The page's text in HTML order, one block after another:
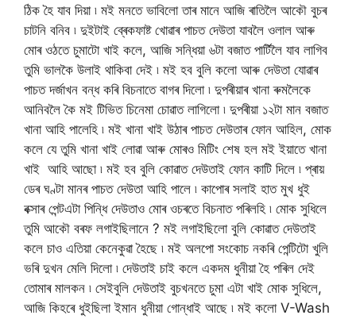
ঠিক হৈ যাব দিয়া ৷ মই মনতে ভাবিলো তাৰ মানে আজি ৰাতিলৈ আকৌ বুচৰ
চাটনি বনিব ৷ দুইটাই ব্ৰেকফাষ্ট খোৱাৰ পাচত দেউতা যাবলৈ ওলাল আৰু
মোৰ ওঠতে চুমাটো খাই কলে, আজি সন্ধিয়া ৬টা বজাত পাৰ্টিলৈ যাব লাগিব
তুমি ভালকৈ উলাই থাকিবা দেই ৷ মই হব বুলি কলো আৰু দেউতা যোৱাৰ
পাচত দৰ্জাখন বন্ধ কৰি বিচনাতে বাগৰ দিলো ৷ দুপৰীয়াৰ খানা ৰুমলৈকে
আনিবলৈ কৈ মই টিভিত চিনেমা চোৱাত লাগিলো ৷ দুপৰীয়া ১২টা মান বজাত
খানা আহি পালেহি ৷ মই খানা খাই উঠাৰ পাচত দেউতাৰ ফোন আহিল, মোক
কলে যে তুমি খানা খাই লোৱা আৰু মোৰও মিটিং শেষ হল মই ইয়াতে খানা
খাই আহি আছো ৷ মই হব বুলি কোৱাত দেউতাই ফোন কাটি দিলে ৷ প্ৰায়
ডেৰ ঘণ্টা মানৰ পাচত দেউতা আহি পালে ৷ কাপোৰ সলাই হাত মুখ ধুই
বক্সাৰ পেন্টএটা পিন্ধি দেউতাও মোৰ ওচৰতে বিচনাত পৰিলহি ৷ মোক সুধিলে
তুমি আকৌ বৰফ লগাইছিলানে ? মই লগাইছিলো বুলি কোৱাত দেউতাই
কলে চাও এতিয়া কেনেকুৱা হৈছে ৷ মই অলপো সংকোচ নকৰি পেন্টিটো খুলি
ভৰি দুখন মেলি দিলো ৷ দেউতাই চাই কলে একদম ধুনীয়া হৈ পৰিল দেই
তোমাৰ মালকন ৷ সেইবুলি দেউতাই বুচখনতে চুমা এটা খাই মোক সুধিলে,
আজি কিহৰে ধুইছিলা ইমান ধুনীয়া গোন্ধাই আছে ৷ মই কলো V-Wash